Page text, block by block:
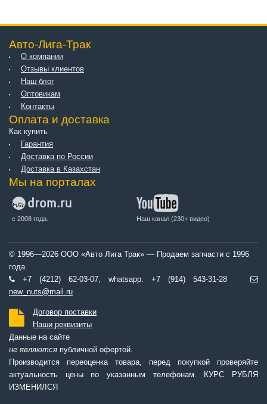
Авто-Лига-Трак
О компании
Отзывы клиентов
Наш блог
Оптовикам
Контакты
Оплата и доставка
Как купить
Гарантия
Доставка по России
Доставка в Казахстан
Мы на порталах
с 2008 года. Наш канал (230+ видео)
© 1996—2026 ООО «Авто Лига Трак» — Продаем запчасти с 1996
года.
+7 (4212) 62-03-07, whatsapp: +7 (914) 543-31-28
new_nuts@mail.ru
Договор поставки
Наши реквизиты
Данные на сайте
не являются публичной офертой.
Производится переоценка товара, перед покупкой проверяйте
актуальность цены по указанным телефонам. КУРС РУБЛЯ
ИЗМЕНИЛСЯ